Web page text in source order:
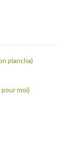
plancha)
moi)